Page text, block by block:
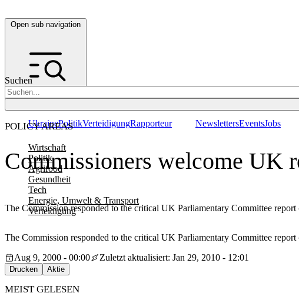
Open sub navigation
Suchen
POLICY AREAS
Wirtschaft
Politik
Agrifood
Gesundheit
Tech
Energie, Umwelt & Transport
Verteidigung
UkrainePolitikVerteidigungRapporteur NewslettersEventsJobs
Commissioners welcome UK
The Commission responded to the critical UK Parliamentary Committee
The Commission responded to the critical UK Parliamentary Committee report
Aug 9, 2000 - 00:00
Zuletzt aktualisiert: Jan 29, 2010 - 12:01
Drucken Aktie
MEIST GELESEN